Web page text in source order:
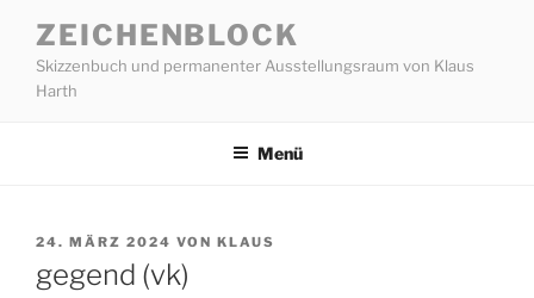
Inhalt
springen
ZEICHENBLOCK
Skizzenbuch und permanenter Ausstellungsraum von Klaus
Harth
Menü
VERÖFFENTLICHT
24. MÄRZ 2024 VON KLAUS
gegend (vk)